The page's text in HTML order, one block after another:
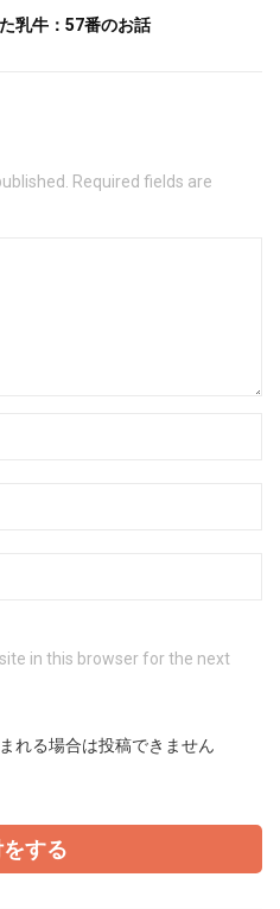
乳牛：57番のお話
Required fields are
in this browser for the next
れる場合は投稿できません
する